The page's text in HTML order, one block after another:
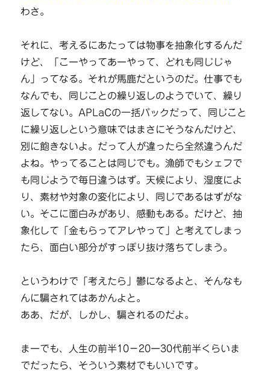
わさ。
それに、考えるにあたっては物事を抽象化するんだ
けど、「こーやってあーやって、どれも同じじゃ
ん」ってなる。それが馬鹿だというのだ。仕事でも
なんでも、同じことの繰り返しのようでいて、繰り
返してない。APLaCの一括パックだって、同じこと
に繰り返しという意味ではまさにそうなんだけど、
別に飽きないよ。だって人が違ったら全然違うんだ
よね。やってることは同じでも。漁師でもシェフで
も同じようで毎日違うはず。天候により、湿度によ
り、素材や対象の変化により、同じであるはずがな
い。そこに面白みがあり、感動もある。だけど、抽
象化して「金もらってアレやって」と考えてしまっ
たら、面白い部分がすっぽり抜け落ちてしまう。
というわけで「考えたら」鬱になるよと、そんなも
んに騙されてはあかんよと。
ああ、だが、しかし、騙されるのだよ。
まーでも、人生の前半10－20ー30代前半くらいま
でだったら、そういう素材でもいいです。